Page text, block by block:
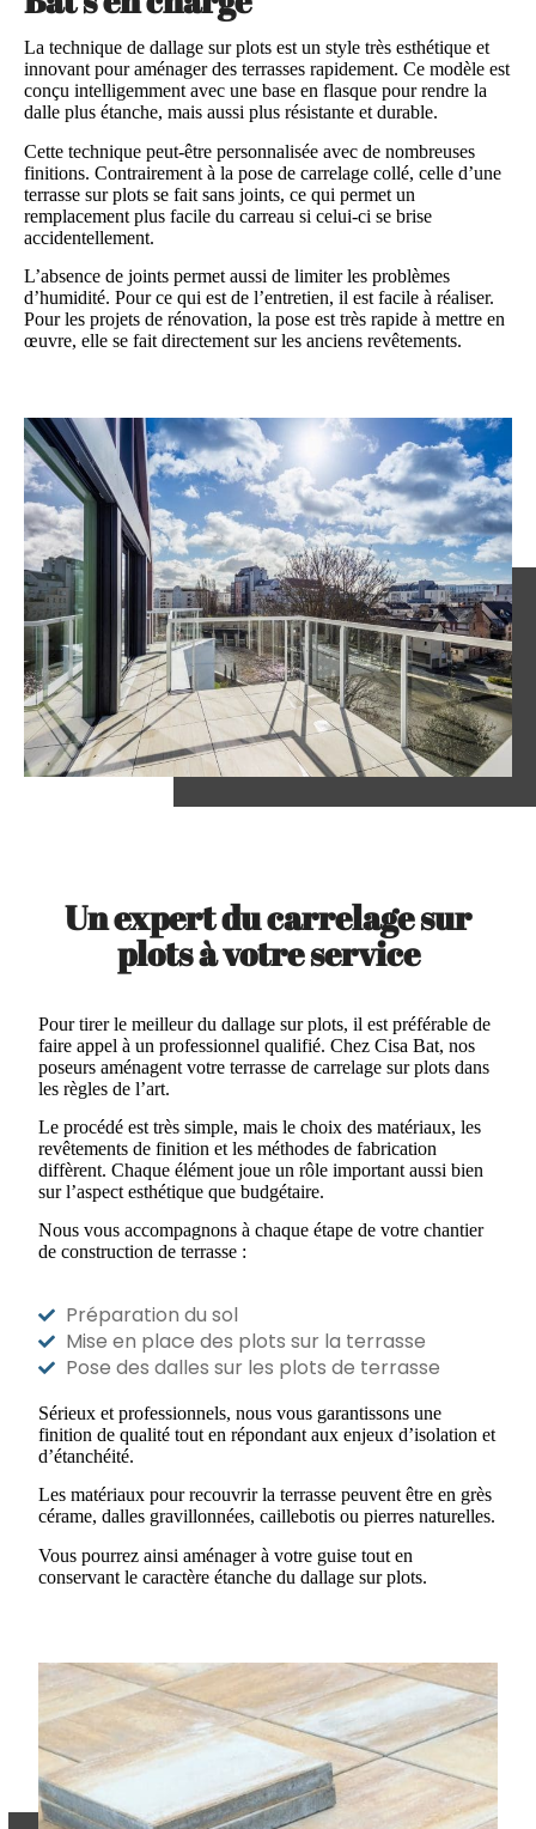
La technique de dallage sur plots est un style très esthétique et
innovant pour aménager des terrasses rapidement. Ce modèle est
conçu intelligemment avec une base en flasque pour rendre la
dalle plus étanche, mais aussi plus résistante et durable.
Cette technique peut-être personnalisée avec de nombreuses
finitions. Contrairement à la pose de carrelage collé, celle d’une
terrasse sur plots se fait sans joints, ce qui permet un
remplacement plus facile du carreau si celui-ci se brise
accidentellement.
L’absence de joints permet aussi de limiter les problèmes
d’humidité. Pour ce qui est de l’entretien, il est facile à réaliser.
Pour les projets de rénovation, la pose est très rapide à mettre en
œuvre, elle se fait directement sur les anciens revêtements.
Un expert du carrelage sur
plots à votre service
Pour tirer le meilleur du dallage sur plots, il est préférable de
faire appel à un professionnel qualifié. Chez Cisa Bat, nos
poseurs aménagent votre terrasse de carrelage sur plots dans
les règles de l’art.
Le procédé est très simple, mais le choix des matériaux, les
revêtements de finition et les méthodes de fabrication
diffèrent. Chaque élément joue un rôle important aussi bien
sur l’aspect esthétique que budgétaire.
Nous vous accompagnons à chaque étape de votre chantier
de construction de terrasse :
Préparation du sol
Mise en place des plots sur la terrasse
Pose des dalles sur les plots de terrasse
Sérieux et professionnels, nous vous garantissons une
finition de qualité tout en répondant aux enjeux d’isolation et
d’étanchéité.
Les matériaux pour recouvrir la terrasse peuvent être en grès
cérame, dalles gravillonnées, caillebotis ou pierres naturelles.
Vous pourrez ainsi aménager à votre guise tout en
conservant le caractère étanche du dallage sur plots.